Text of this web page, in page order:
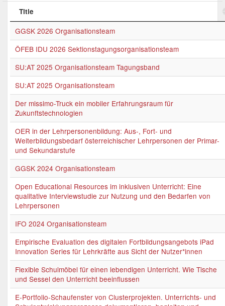
Title
GGSK 2026 Organisationsteam
ÖFEB IDU 2026 Sektionstagungsorganisationsteam
SU:AT 2025 Organisationsteam Tagungsband
SU:AT 2025 Organisationsteam
Der missimo-Truck ein mobiler Erfahrungsraum für
Zukunftstechnologien
OER in der Lehrpersonenbildung: Aus-, Fort- und
Weiterbildungsbedarf österreichischer Lehrpersonen der Primar-
und Sekundarstufe
GGSK 2024 Organisationsteam
Open Educational Resources im inklusiven Unterricht: Eine
qualitative Interviewstudie zur Nutzung und den Bedarfen von
Lehrpersonen
IFO 2024 Organisationsteam
Empirische Evaluation des digitalen Fortbildungsangebots iPad
Innovation Series für Lehrkräfte aus Sicht der Nutzer*innen
Flexible Schulmöbel für einen lebendigen Unterricht. Wie Tische
und Sessel den Unterricht beeinflussen
E-Portfolio-Schaufenster von Clusterprojekten. Unterrichts- und